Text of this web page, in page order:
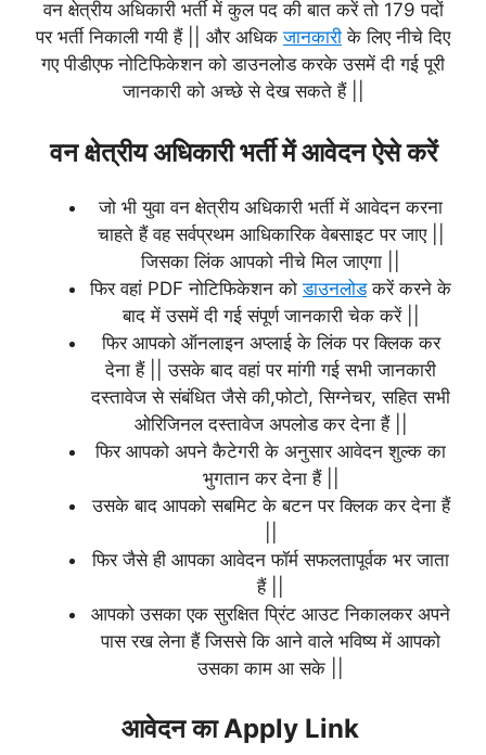
वन क्षेत्रीय अधिकारी भर्ती में कुल पद की बात करें तो 179 पदों
पर भर्ती निकाली गयी हैं || और अधिकजानकारी के लिए नीचे दिए
गए पीडीएफ नोटिफिकेशन को डाउनलोड करके उसमें दी गई पूरी
जानकारी को अच्छे से देख सकते हैं ||
वन क्षेत्रीय अधिकारी भर्ती में आवेदन ऐसे करें
जो भी युवा वन क्षेत्रीय अधिकारी भर्ती में आवेदन करना
चाहते हैं वह सर्वप्रथम आधिकारिक वेबसाइट पर जाए ||
जिसका लिंक आपको नीचे मिल जाएगा ||
फिर वहां PDF नोटिफिकेशन कोडाउनलोडकरें करने के
बाद में उसमें दी गई संपूर्ण जानकारी चेक करें ||
फिर आपको ऑनलाइन अप्लाई के लिंक पर क्लिक कर
देना हैं || उसके बाद वहां पर मांगी गई सभी जानकारी
दस्तावेज से संबंधित जैसे की,फोटो, सिग्नेचर, सहित सभी
ओरिजिनल दस्तावेज अपलोड कर देना हैं ||
फिर आपको अपने कैटेगरी के अनुसार आवेदन शुल्क का
भुगतान कर देना हैं ||
उसके बाद आपको सबमिट के बटन पर क्लिक कर देना हैं
फिर जैसे ही आपका आवेदन फॉर्म सफलतापूर्वक भर जाता
हैं ||
आपको उसका एक सुरक्षित प्रिंट आउट निकालकर अपने
पास रख लेना हैं जिससे कि आने वाले भविष्य में आपको
उसका काम आ सके ||
आवेदन का Apply Link